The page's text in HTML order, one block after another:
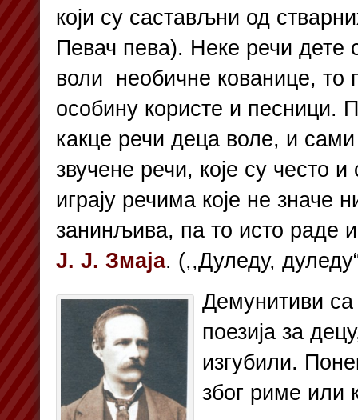
који су састављни од
Певач пева). Неке речи дете
воли необичне кованице, то
особину користе и песници.
какце речи деца воле, и
звучене речи, које су често
играју речима које не значе
занинљива, па то исто раде
Ј. Ј. Змаја. (,,Дуледу,
Демунитиви са
поезија за
изгубили.
због риме или